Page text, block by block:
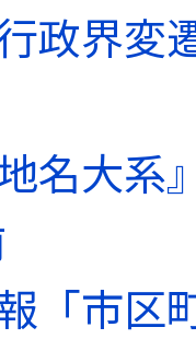
政界変
名大
「市区